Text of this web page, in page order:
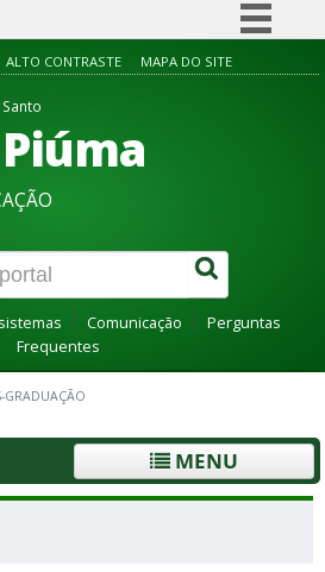
Simplifique!
Acesso à informação
Canais
ALTO CONTRASTE MAPA DO SITE
Comunicação
Perguntas
Frequentes
GRADUAÇÃO
MENU